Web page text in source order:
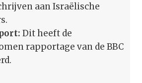
aan Israëlische
Dit heeft de
rapportage van de BBC